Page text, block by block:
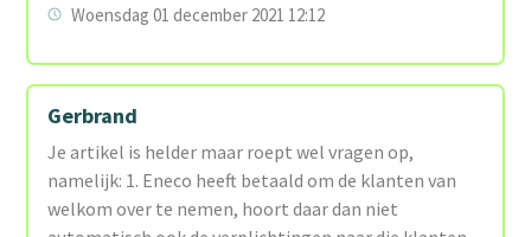
Woensdag 01 december 2021 12:12
Gerbrand
Je artikel is helder maar roept wel vragen op,
namelijk: 1. Eneco heeft betaald om de klanten van
welkom over te nemen, hoort daar dan niet